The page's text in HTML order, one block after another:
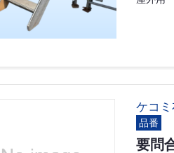
ケコ
品番
要問